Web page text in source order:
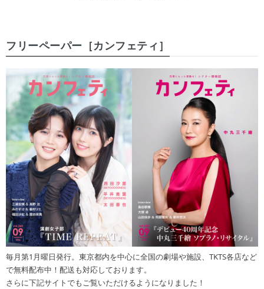
フリーペーパー［カンフェティ］
毎月第1月曜日発行。東京都内を中心に全国の劇場や施設、TKTS各店など
で無料配布中！配送も対応しております。
さらに下記サイトでもご覧いただけるようになりました！